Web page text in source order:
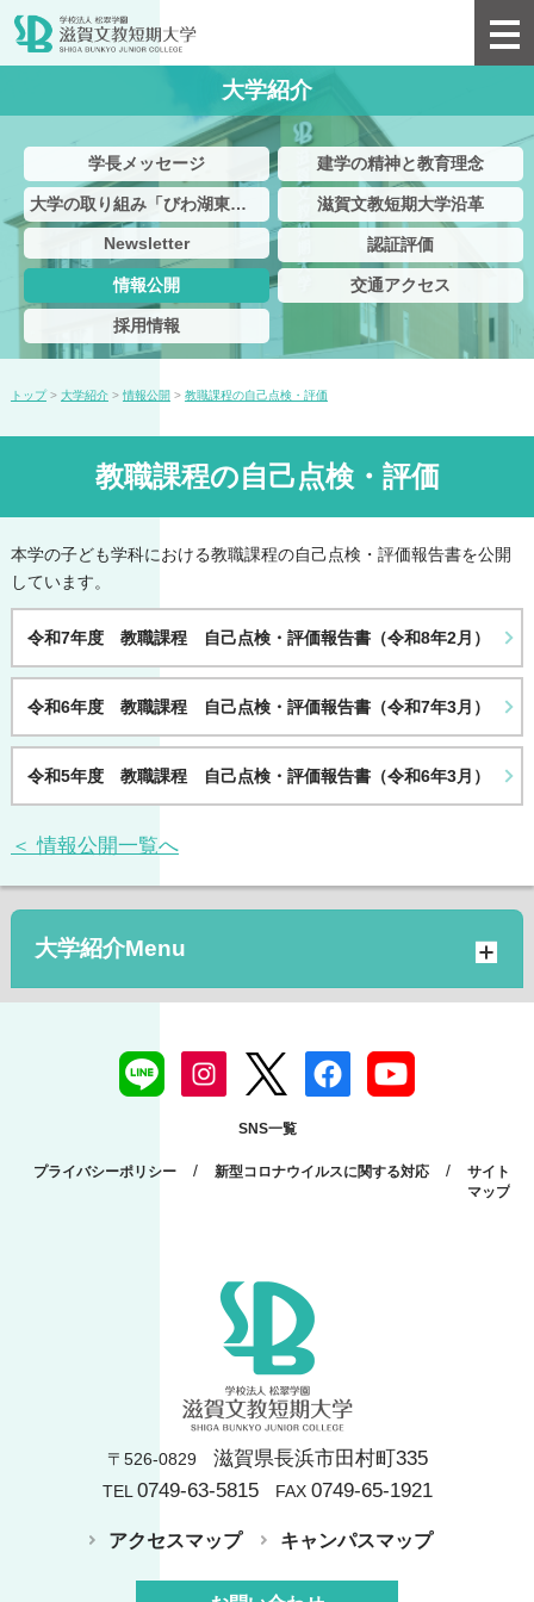
大学紹介
学長メッセージ 建学の精神と教育理念
大学の取り組み「びわ湖東北部地域連携協議会」 滋賀文教短期大学沿革
Newsletter 認証評価
情報公開 交通アクセス
採用情報
トップ > 大学紹介 > 情報公開 > 教職課程の自己点検・評価
教職課程の自己点検・評価
本学の子ども学科における教職課程の自己点検・評価報告書を公開
しています。
令和7年度 教職課程 自己点検・評価報告書（令和8年2月）
令和6年度 教職課程 自己点検・評価報告書（令和7年3月）
令和5年度 教職課程 自己点検・評価報告書（令和6年3月）
＜ 情報公開一覧へ
大学紹介
SNS一覧
プライバシーポリシー / 新型コロナウイルスに関する対応 /
サイト
マップ
〒526-0829 滋賀県長浜市田村町335
TEL 0749-63-5815FAX 0749-65-1921
アクセスマップ キャンパスマップ